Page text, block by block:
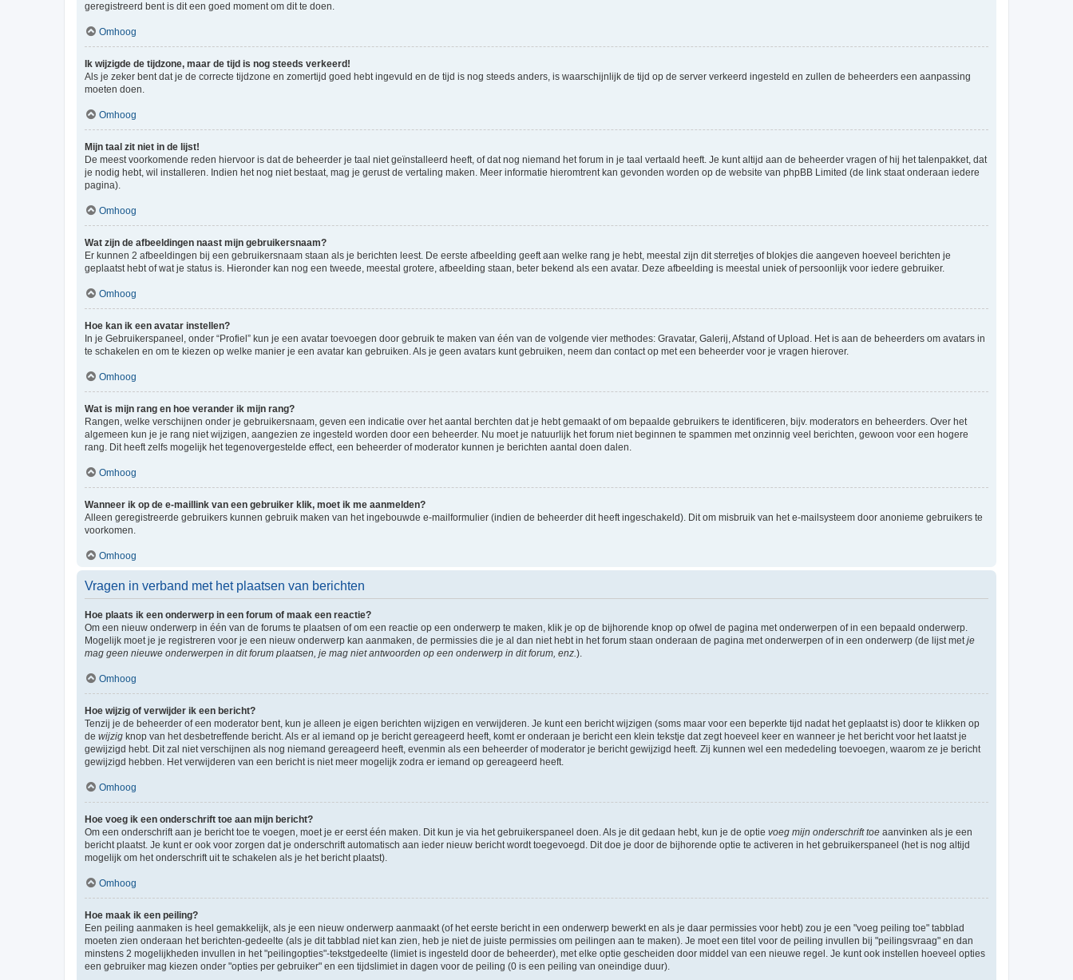
geregistreerd bent is dit een goed moment om dit te doen.
Omhoog
Ik wijzigde de tijdzone, maar de tijd is nog steeds verkeerd!
Als je zeker bent dat je de correcte tijdzone en zomertijd goed hebt ingevuld en de tijd is nog steeds anders, is waarschijnlijk de tijd op de server verkeerd ingesteld en zullen de beheerders een aanpassing
moeten doen.
Omhoog
Mijn taal zit niet in de lijst!
De meest voorkomende reden hiervoor is dat de beheerder je taal niet geïnstalleerd heeft, of dat nog niemand het forum in je taal vertaald heeft. Je kunt altijd aan de beheerder vragen of hij het talenpakket, dat
je nodig hebt, wil installeren. Indien het nog niet bestaat, mag je gerust de vertaling maken. Meer informatie hieromtrent kan gevonden worden op de website van phpBB Limited (de link staat onderaan iedere
pagina).
Omhoog
Wat zijn de afbeeldingen naast mijn gebruikersnaam?
Er kunnen 2 afbeeldingen bij een gebruikersnaam staan als je berichten leest. De eerste afbeelding geeft aan welke rang je hebt, meestal zijn dit sterretjes of blokjes die aangeven hoeveel berichten je
geplaatst hebt of wat je status is. Hieronder kan nog een tweede, meestal grotere, afbeelding staan, beter bekend als een avatar. Deze afbeelding is meestal uniek of persoonlijk voor iedere gebruiker.
Omhoog
Hoe kan ik een avatar instellen?
In je Gebruikerspaneel, onder “Profiel” kun je een avatar toevoegen door gebruik te maken van één van de volgende vier methodes: Gravatar, Galerij, Afstand of Upload. Het is aan de beheerders om avatars in
te schakelen en om te kiezen op welke manier je een avatar kan gebruiken. Als je geen avatars kunt gebruiken, neem dan contact op met een beheerder voor je vragen hierover.
Omhoog
Wat is mijn rang en hoe verander ik mijn rang?
Rangen, welke verschijnen onder je gebruikersnaam, geven een indicatie over het aantal berchten dat je hebt gemaakt of om bepaalde gebruikers te identificeren, bijv. moderators en beheerders. Over het
algemeen kun je je rang niet wijzigen, aangezien ze ingesteld worden door een beheerder. Nu moet je natuurlijk het forum niet beginnen te spammen met onzinnig veel berichten, gewoon voor een hogere
rang. Dit heeft zelfs mogelijk het tegenovergestelde effect, een beheerder of moderator kunnen je berichten aantal doen dalen.
Omhoog
Wanneer ik op de e-maillink van een gebruiker klik, moet ik me aanmelden?
Alleen geregistreerde gebruikers kunnen gebruik maken van het ingebouwde e-mailformulier (indien de beheerder dit heeft ingeschakeld). Dit om misbruik van het e-mailsysteem door anonieme gebruikers te
voorkomen.
Omhoog
Vragen in verband met het plaatsen van berichten
Hoe plaats ik een onderwerp in een forum of maak een reactie?
Om een nieuw onderwerp in één van de forums te plaatsen of om een reactie op een onderwerp te maken, klik je op de bijhorende knop op ofwel de pagina met onderwerpen of in een bepaald onderwerp.
Mogelijk moet je je registreren voor je een nieuw onderwerp kan aanmaken, de permissies die je al dan niet hebt in het forum staan onderaan de pagina met onderwerpen of in een onderwerp (de lijst metje
mag geen nieuwe onderwerpen in dit forum plaatsen, je mag niet antwoorden op een onderwerp in dit forum, enz.).
Omhoog
Hoe wijzig of verwijder ik een bericht?
Tenzij je de beheerder of een moderator bent, kun je alleen je eigen berichten wijzigen en verwijderen. Je kunt een bericht wijzigen (soms maar voor een beperkte tijd nadat het geplaatst is) door te klikken op
de wijzig knop van het desbetreffende bericht. Als er al iemand op je bericht gereageerd heeft, komt er onderaan je bericht een klein tekstje dat zegt hoeveel keer en wanneer je het bericht voor het laatst je
gewijzigd hebt. Dit zal niet verschijnen als nog niemand gereageerd heeft, evenmin als een beheerder of moderator je bericht gewijzigd heeft. Zij kunnen wel een mededeling toevoegen, waarom ze je bericht
gewijzigd hebben. Het verwijderen van een bericht is niet meer mogelijk zodra er iemand op gereageerd heeft.
Omhoog
Hoe voeg ik een onderschrift toe aan mijn bericht?
Om een onderschrift aan je bericht toe te voegen, moet je er eerst één maken. Dit kun je via het gebruikerspaneel doen. Als je dit gedaan hebt, kun je de optie voeg mijn onderschrift toe aanvinken als je een
bericht plaatst. Je kunt er ook voor zorgen dat je onderschrift automatisch aan ieder nieuw bericht wordt toegevoegd. Dit doe je door de bijhorende optie te activeren in het gebruikerspaneel (het is nog altijd
mogelijk om het onderschrift uit te schakelen als je het bericht plaatst).
Omhoog
Hoe maak ik een peiling?
Een peiling aanmaken is heel gemakkelijk, als je een nieuw onderwerp aanmaakt (of het eerste bericht in een onderwerp bewerkt en als je daar permissies voor hebt) zou je een "voeg peiling toe" tabblad
moeten zien onderaan het berichten-gedeelte (als je dit tabblad niet kan zien, heb je niet de juiste permissies om peilingen aan te maken). Je moet een titel voor de peiling invullen bij "peilingsvraag" en dan
minstens 2 mogelijkheden invullen in het "peilingopties"-tekstgedeelte (limiet is ingesteld door de beheerder), met elke optie gescheiden door middel van een nieuwe regel. Je kunt ook instellen hoeveel opties
een gebruiker mag kiezen onder "opties per gebruiker" en een tijdslimiet in dagen voor de peiling (0 is een peiling van oneindige duur).